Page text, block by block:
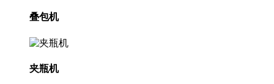
叠包机
夹瓶机